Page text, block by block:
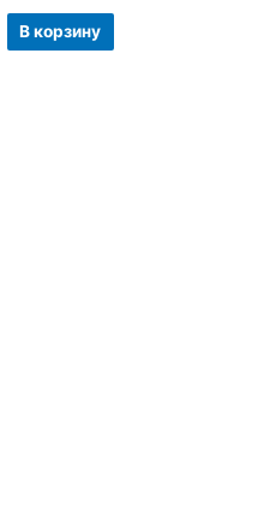
из
В корзину